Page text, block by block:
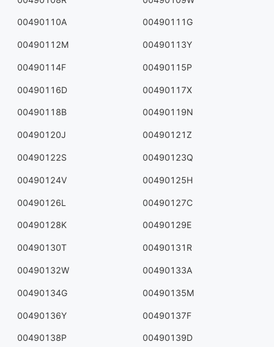
00490110A 00490111G
00490112M 00490113Y
00490114F 00490115P
00490116D 00490117X
00490118B 00490119N
00490120J 00490121Z
00490122S 00490123Q
00490124V 00490125H
00490126L 00490127C
00490128K 00490129E
00490130T 00490131R
00490132W 00490133A
00490134G 00490135M
00490136Y 00490137F
00490138P 00490139D